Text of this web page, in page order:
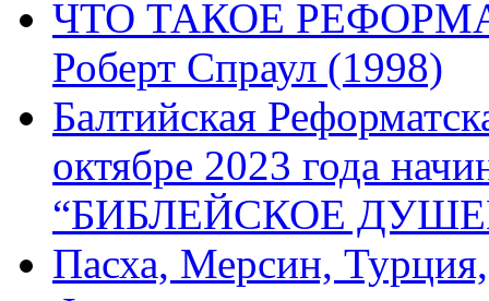
ЧТО ТАКОЕ
Роберт Спраул (1998)
Балтийская
октябре 2023 года
“БИБЛЕЙСКОЕ
Пасха, Мерсин,